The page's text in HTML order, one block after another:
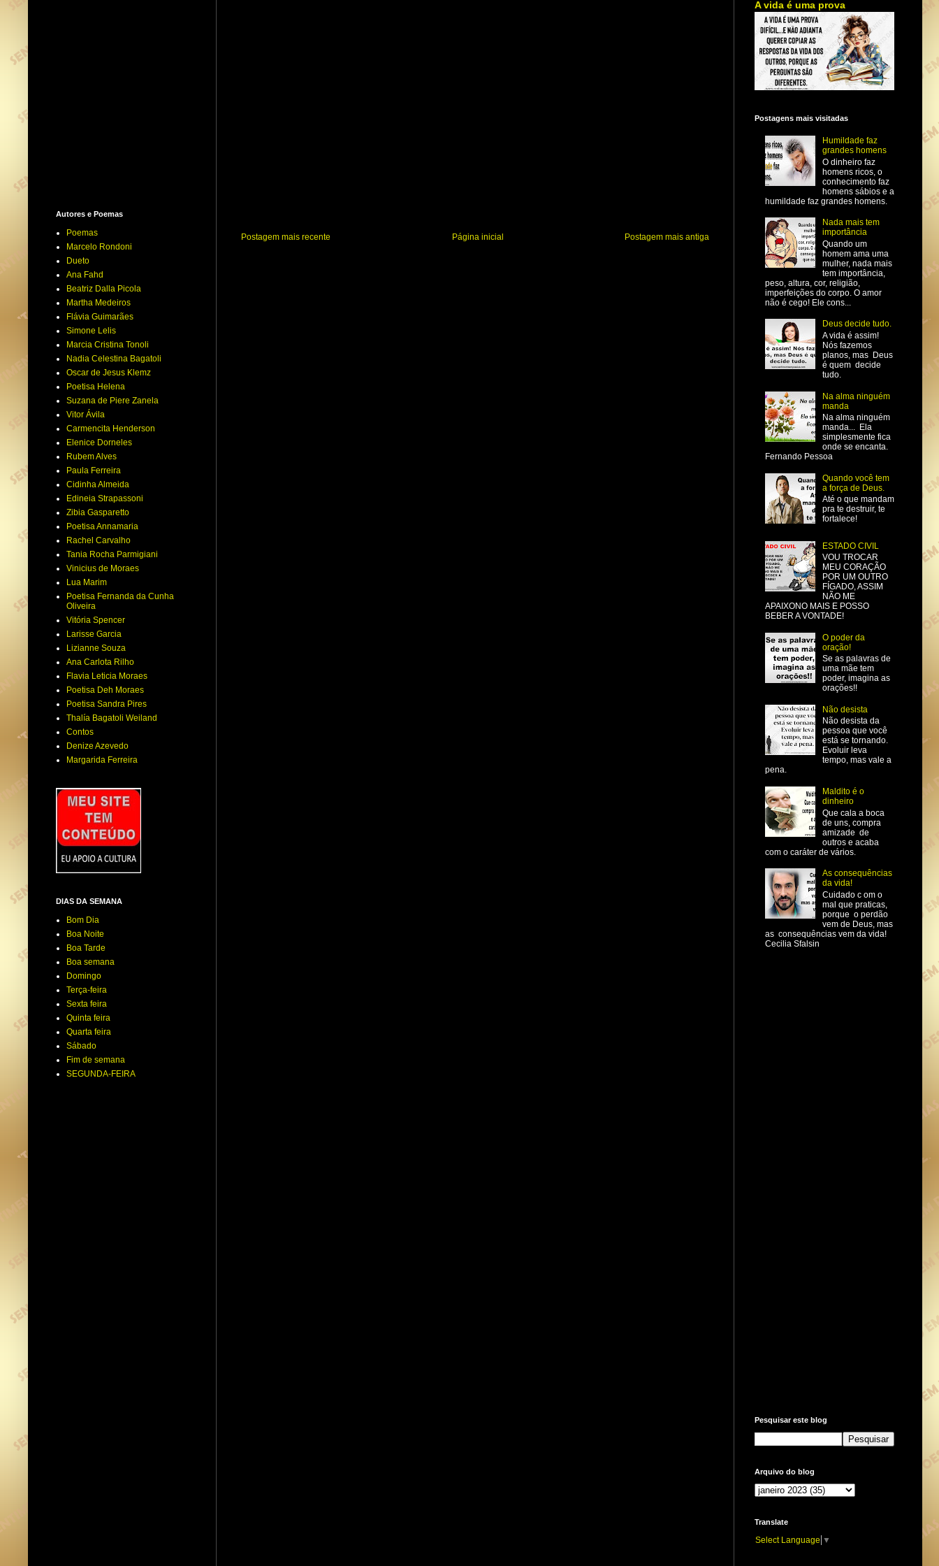
Postagem mais recente Postagem mais antiga
Página inicial
Autores e Poemas
Poemas
Marcelo Rondoni
Dueto
Ana Fahd
Beatriz Dalla Picola
Martha Medeiros
Flávia Guimarães
Simone Lelis
Marcia Cristina Tonoli
Nadia Celestina Bagatoli
Oscar de Jesus Klemz
Poetisa Helena
Suzana de Piere Zanela
Vitor Ávila
Carmencita Henderson
Elenice Dorneles
Rubem Alves
Paula Ferreira
Cidinha Almeida
Edineia Strapassoni
Zibia Gasparetto
Poetisa Annamaria
Rachel Carvalho
Tania Rocha Parmigiani
Vinicius de Moraes
Lua Marim
Poetisa Fernanda da Cunha
Oliveira
Vitória Spencer
Larisse Garcia
Lizianne Souza
Ana Carlota Rilho
Flavia Leticia Moraes
Poetisa Deh Moraes
Poetisa Sandra Pires
Thalía Bagatoli Weiland
Contos
Denize Azevedo
Margarida Ferreira
DIAS DA SEMANA
Bom Dia
Boa Noite
Boa Tarde
Boa semana
Domingo
Terça-feira
Sexta feira
Quinta feira
Quarta feira
Sábado
Fim de semana
SEGUNDA-FEIRA
A vida é uma prova
Postagens mais visitadas
Humildade faz
grandes homens
O dinheiro faz
homens ricos, o
conhecimento faz
homens sábios e a
humildade faz grandes homens.
Nada mais tem
importância
Quando um
homem ama uma
mulher, nada mais
tem importância,
peso, altura, cor, religião,
imperfeições do corpo. O amor
não é cego! Ele cons...
Deus decide tudo.
A vida é assim!
Nós fazemos
planos, mas Deus
é quem decide
tudo.
Na alma ninguém
manda
Na alma ninguém
manda... Ela
simplesmente fica
onde se encanta.
Fernando Pessoa
Quando você tem
a força de Deus.
Até o que mandam
pra te destruir, te
fortalece!
ESTADO CIVIL
VOU TROCAR
MEU CORAÇÃO
POR UM OUTRO
FÍGADO, ASSIM
NÃO ME
APAIXONO MAIS E POSSO
BEBER A VONTADE!
O poder da
oração!
Se as palavras de
uma mãe tem
poder, imagina as
orações!!
Não desista
Não desista da
pessoa que você
está se tornando.
Evoluir leva
tempo, mas vale a
pena.
Maldito é o
dinheiro
Que cala a boca
de uns, compra
amizade de
outros e acaba
com o caráter de vários.
As consequências
da vida!
Cuidado c om o
mal que praticas,
porque o perdão
vem de Deus, mas
as consequências vem da vida!
Cecilia Sfalsin
Pesquisar este blog
Arquivo do blog
Translate
Select Language ▼